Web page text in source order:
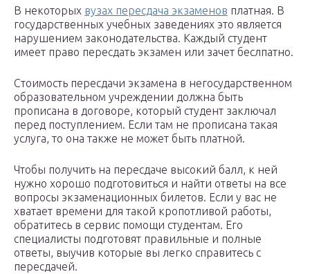
В некоторых вузах пересдача экзаменов платная. В
государственных учебных заведениях это является
нарушением законодательства. Каждый студент
имеет право пересдать экзамен или зачет беслпатно.
Стоимость пересдачи экзамена в негосударственном
образовательном учреждении должна быть
прописана в договоре, который студент заключал
перед поступлением. Если там не прописана такая
услуга, то она также не может быть платной.
Чтобы получить на пересдаче высокий балл, к ней
нужно хорошо подготовиться и найти ответы на все
вопросы экзаменационных билетов. Если у вас не
хватает времени для такой кропотливой работы,
обратитесь в сервис помощи студентам. Его
специалисты подготовят правильные и полные
ответы, выучив которые вы легко справитесь с
пересдачей.